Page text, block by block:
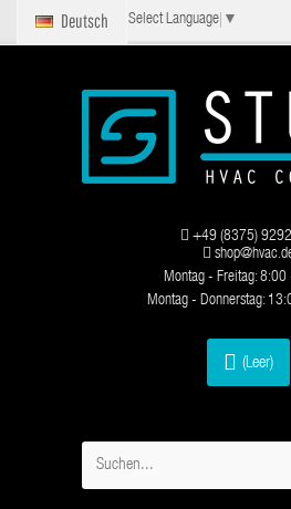
Deutsch Select Language ▼
(Leer)
+49 (8375)
Montag - Freitag:
Montag - Donnerstag: